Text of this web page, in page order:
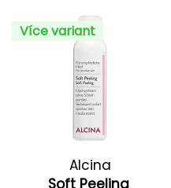
Více variant
Alcina
Soft Peeling